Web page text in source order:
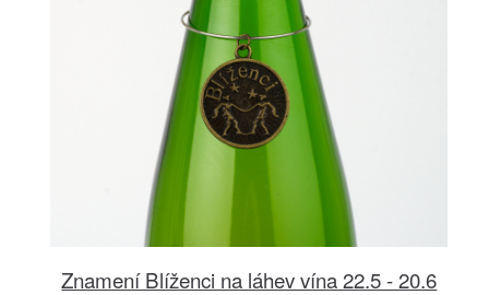
Znamení Blíženci na láhev vína 22.5 - 20.6